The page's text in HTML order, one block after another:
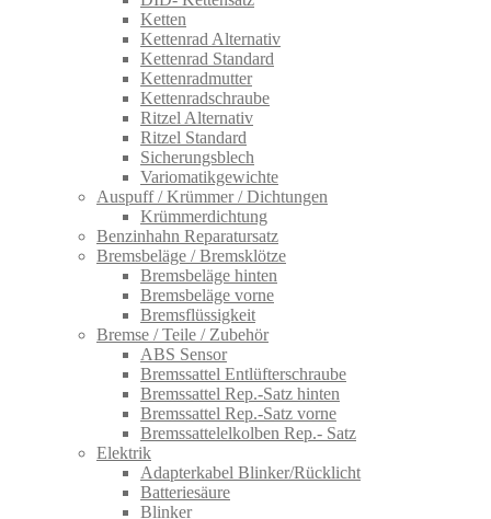
Ketten
Kettenrad Alternativ
Kettenrad Standard
Kettenradmutter
Kettenradschraube
Ritzel Alternativ
Ritzel Standard
Sicherungsblech
Variomatikgewichte
Auspuff / Krümmer / Dichtungen
Krümmerdichtung
Benzinhahn Reparatursatz
Bremsbeläge / Bremsklötze
Bremsbeläge hinten
Bremsbeläge vorne
Bremsflüssigkeit
Bremse / Teile / Zubehör
ABS Sensor
Bremssattel Entlüfterschraube
Bremssattel Rep.-Satz hinten
Bremssattel Rep.-Satz vorne
Bremssattelelkolben Rep.- Satz
Elektrik
Adapterkabel Blinker/Rücklicht
Batteriesäure
Blinker